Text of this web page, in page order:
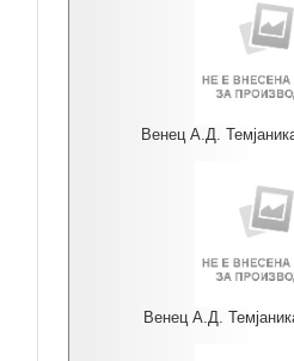
Венец А.Д.
Венец А.Д.